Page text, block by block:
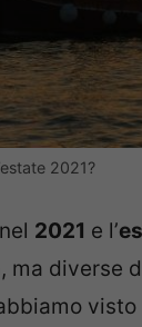
2021?
2021 e l’
ma diverse